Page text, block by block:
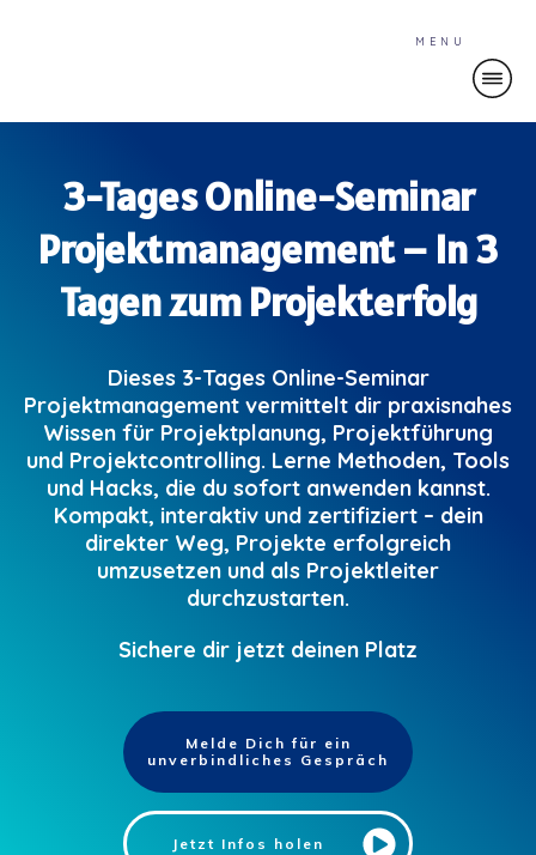
MENU
3-Tages Online-Seminar
Projektmanagement – In 3
Tagen zum Projekterfolg
Dieses 3-Tages Online-Seminar
Projektmanagement vermittelt dir praxisnahes
Wissen für Projektplanung, Projektführung
und Projektcontrolling. Lerne Methoden, Tools
und Hacks, die du sofort anwenden kannst.
Kompakt, interaktiv und zertifiziert – dein
direkter Weg, Projekte erfolgreich
umzusetzen und als Projektleiter
durchzustarten.
Sichere dir jetzt deinen Platz
Melde Dich für ein
unverbindliches Gespräch
Jetzt Infos holen